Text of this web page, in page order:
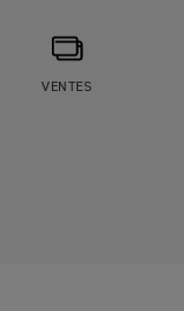
VENTES